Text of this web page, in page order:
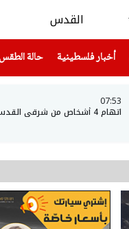
أخبار فلسطينية(current) حالة الطقس
07:53
اتهام 4 أشخاص من شرقي القدس والضفة الغربية بسرقة مركبات